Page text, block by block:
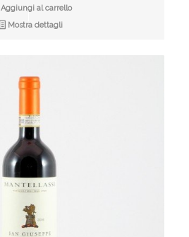
Aggiungi al carrello
Mostra dettagli